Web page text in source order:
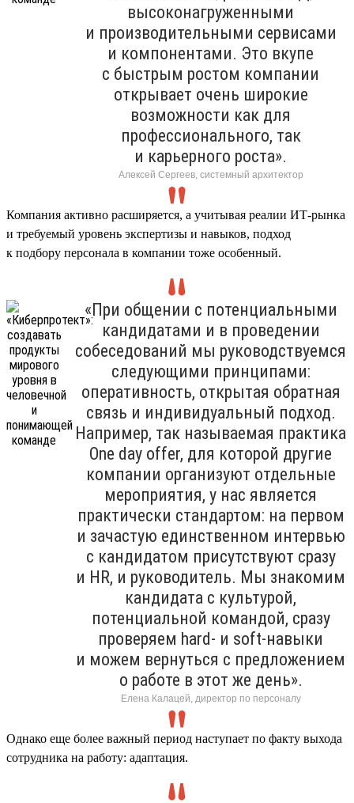
высоконагруженными
и производительными сервисами
и компонентами. Это вкупе
с быстрым ростом компании
открывает очень широкие
возможности как для
профессионального, так
и карьерного роста».
Алексей Сергеев, системный архитектор
Компания активно расширяется, а учитывая реалии ИТ-рынка
и требуемый уровень экспертизы и навыков, подход
к подбору персонала в компании тоже особенный.
«При общении с потенциальными
кандидатами и в проведении
собеседований мы руководствуемся
следующими принципами:
оперативность, открытая обратная
связь и индивидуальный подход.
Например, так называемая практика
One day offer, для которой другие
компании организуют отдельные
мероприятия, у нас является
практически стандартом: на первом
и зачастую единственном интервью
с кандидатом присутствуют сразу
и HR, и руководитель. Мы знакомим
кандидата с культурой,
потенциальной командой, сразу
проверяем hard- и soft-навыки
и можем вернуться с предложением
о работе в этот же день».
Елена Калацей, директор по персоналу
Однако еще более важный период наступает по факту выхода
сотрудника на работу: адаптация.